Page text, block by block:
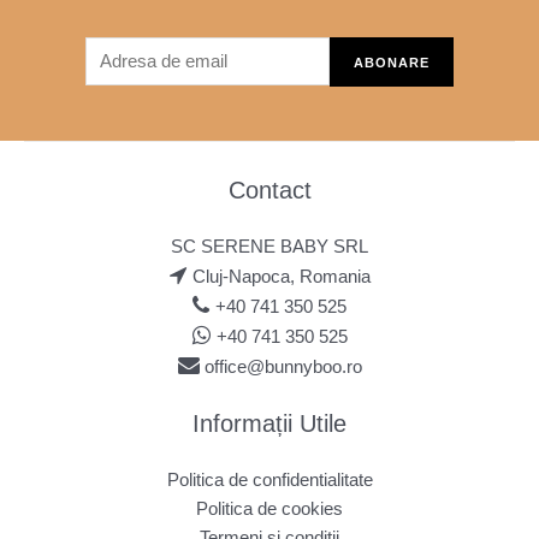
Contact
SC SERENE BABY SRL
Cluj-Napoca, Romania
+40 741 350 525
+40 741 350 525
office@bunnyboo.ro
Informații Utile
Politica de confidentialitate
Politica de cookies